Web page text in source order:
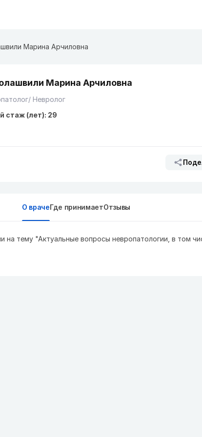
Марина Арчиловна
Марина Арчиловна
Невролог
стаж (лет): 29
О врачеГде принимаетОтзывы
на тему "Актуальные вопросы невропатологии, в том